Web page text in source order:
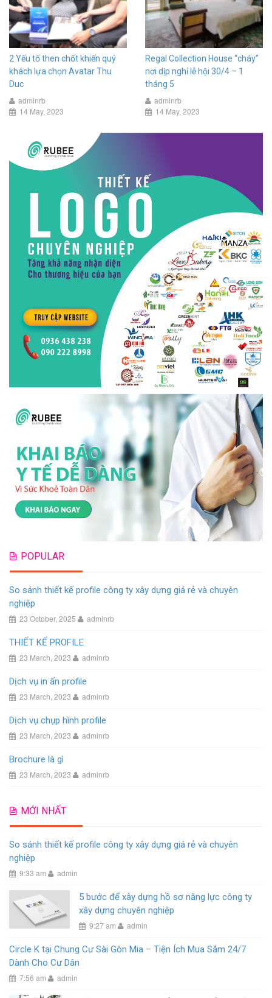
2 Yếu tố then chốt khiến quý
khách lựa chọn Avatar Thu
Duc
adminrb
14 May, 2023
Regal Collection House “cháy”
nơi dịp nghỉ lễ hội 30/4 – 1
tháng 5
adminrb
14 May, 2023
POPULAR
So sánh thiết kế profile công ty xây dựng giá rẻ và chuyên
nghiệp
23 October, 2025 adminrb
THIẾT KẾ PROFILE
23 March, 2023 adminrb
Dịch vụ in ấn profile
23 March, 2023 adminrb
Dịch vụ chụp hình profile
23 March, 2023 adminrb
Brochure là gì
23 March, 2023 adminrb
MỚI NHẤT
So sánh thiết kế profile công ty xây dựng giá rẻ và chuyên
nghiệp
9:33 am admin
5 bước để xây dựng hồ sơ năng lực công ty
xây dựng chuyên nghiệp
9:27 am admin
Circle K tại Chung Cư Sài Gòn Mia – Tiện Ích Mua Sắm 24/7
Dành Cho Cư Dân
7:56 am admin